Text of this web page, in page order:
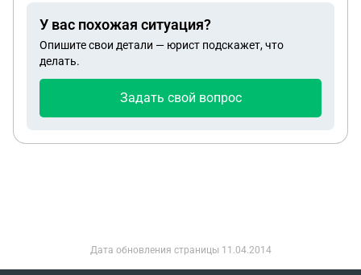
ошибку совершил ребенок, ссылаясь, что он сам
должен ее знать и называть тренеру. Публично
при других детях может высмеивать родителя.
тренером все отрицает и говорит, что она так не
У вас похожая ситуация?
Опишите свои детали — юрист подскажет, что
делать.
Задать свой вопрос
Дата обновления страницы 11.04.2014